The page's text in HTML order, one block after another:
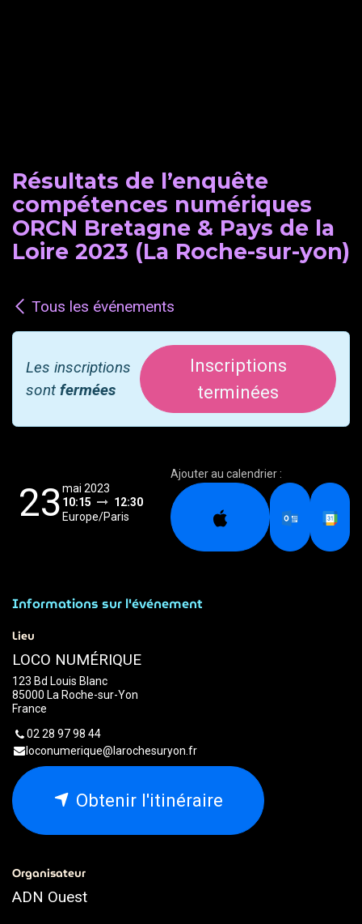
Résultats de l’enquête
compétences numériques
ORCN Bretagne & Pays de la
Loire 2023 (La Roche-sur-yon)
Tous les événements
Les inscriptions
sont fermées
Inscriptions
terminées
23mai 2023
10:15
12:30
Europe/Paris
Ajouter au calendrier :
Informations sur l'événement
Lieu
LOCO NUMÉRIQUE
123 Bd Louis Blanc
85000 La Roche-sur-Yon
France
02 28 97 98 44
loconumerique@larochesuryon.fr
Obtenir l'itinéraire
Organisateur
ADN Ouest